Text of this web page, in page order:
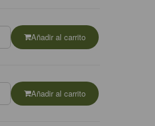
Añadir al carrito
Añadir al carrito